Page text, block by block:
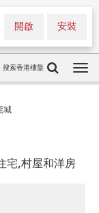
安裝
開啟
搜索香港樓盤
城
宅,村屋和洋房